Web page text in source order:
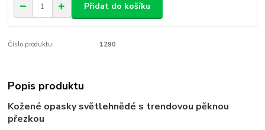
Přidat do košíku
Číslo produktu: 1290
Popis produktu
Kožené opasky světlehnědé s trendovou pěknou
přezkou